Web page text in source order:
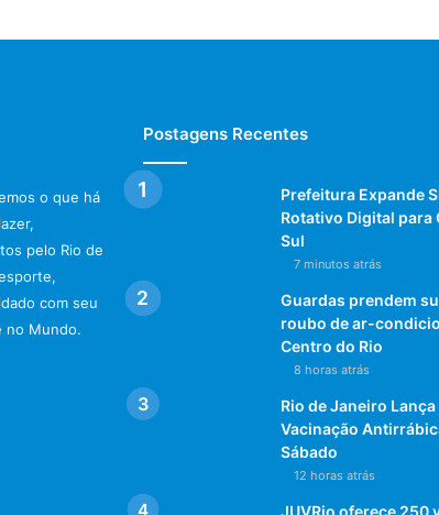
o que há
pelo Rio de
com seu
no Mundo.
Postagens Recentes
Prefeitura Expande
Rotativo Digital para
Sul
7 minutos atrás
Guardas prendem
roubo de ar-
Centro do Rio
8 horas atrás
Rio de Janeiro
Vacinação
Sábado
12 horas atrás
JUVRio oferece 250